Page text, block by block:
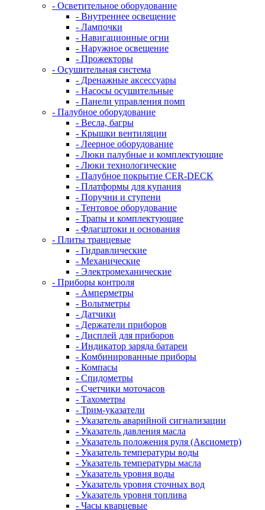
- Осветительное оборудование
- Внутреннее освещение
- Лампочки
- Навигационные огни
- Наружное освещение
- Прожекторы
- Осушительная система
- Дренажные аксессуары
- Насосы осушительные
- Панели управления помп
- Палубное оборудование
- Весла, багры
- Крышки вентиляции
- Леерное оборудование
- Люки палубные и комплектующие
- Люки технологические
- Палубное покрытие CER-DECK
- Платформы для купания
- Поручни и ступени
- Тентовое оборудование
- Трапы и комплектующие
- Флагштоки и основания
- Плиты транцевые
- Гидравлические
- Механические
- Электромеханические
- Приборы контроля
- Амперметры
- Вольтметры
- Датчики
- Держатели приборов
- Дисплей для приборов
- Индикатор заряда батареи
- Комбинированные приборы
- Компасы
- Спидометры
- Счетчики моточасов
- Тахометры
- Трим-указатели
- Указатель аварийной сигнализации
- Указатель давления масла
- Указатель положения руля (Аксиометр)
- Указатель температуры воды
- Указатель температуры масла
- Указатель уровня воды
- Указатель уровня сточных вод
- Указатель уровня топлива
- Часы кварцевые